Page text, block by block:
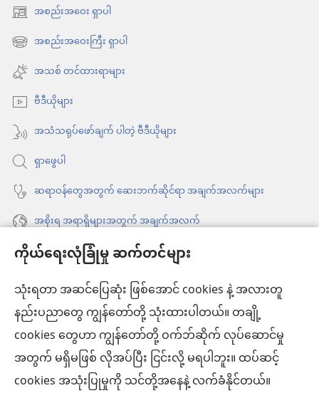
ကိုယ်ရေးလုံခြုံမှု ဆက်တင်များ
သုံးရတာ အဆင်ပြေဆုံး ဖြစ်အောင် cookies နဲ့ အလားတူ
နည်းပညာတွေ ကျွန်တော်တို့ သုံးထားပါတယ်။ တချို့
cookies တွေဟာ ကျွန်တော်တို့ ဝက်ဘ်ဆိုက် လုပ်ဆောင်မှု
အတွက် မရှိမဖြစ် လိုအပ်ပြီး ငြင်းလို့ မရပါဘူး။ ထပ်ဆင့်
cookies အသုံးပြုမှုကို သင်တို့အနေနဲ့ လက်ခံနိုင်တယ်။
အစည်းအဝေး ရှာပါ
(window
အသစ်
င့်
နေ
ပါ
တယ်)
အစည်းအဝေးကြီး ရှာပါ
(window
အသစ်
င့်
နေ
ပါ
တယ်)
အသစ် တင်ထားရာများ
ဗီဒီယိုများ
အသံသရုပ်ဖော်ချက် ပါတဲ့ ဗီဒီယိုများ
ရှာဖွေပါ
ဆရာဝန်တွေအတွက် ဆေးဘက်ဆိုင်ရာ အချက်အလက်များ
အစိုးရ အရာရှိများအတွက် အချက်အလက်
အကူအညီ
အလှူငွေ
(window
အသစ်
ဖွ
င့်
နေ
ကင်းမျှော်စင် အွန်လိုင်းစာကြည့်တိုက်™
(window
အသစ်
ဖွ
JW Hub®
(window